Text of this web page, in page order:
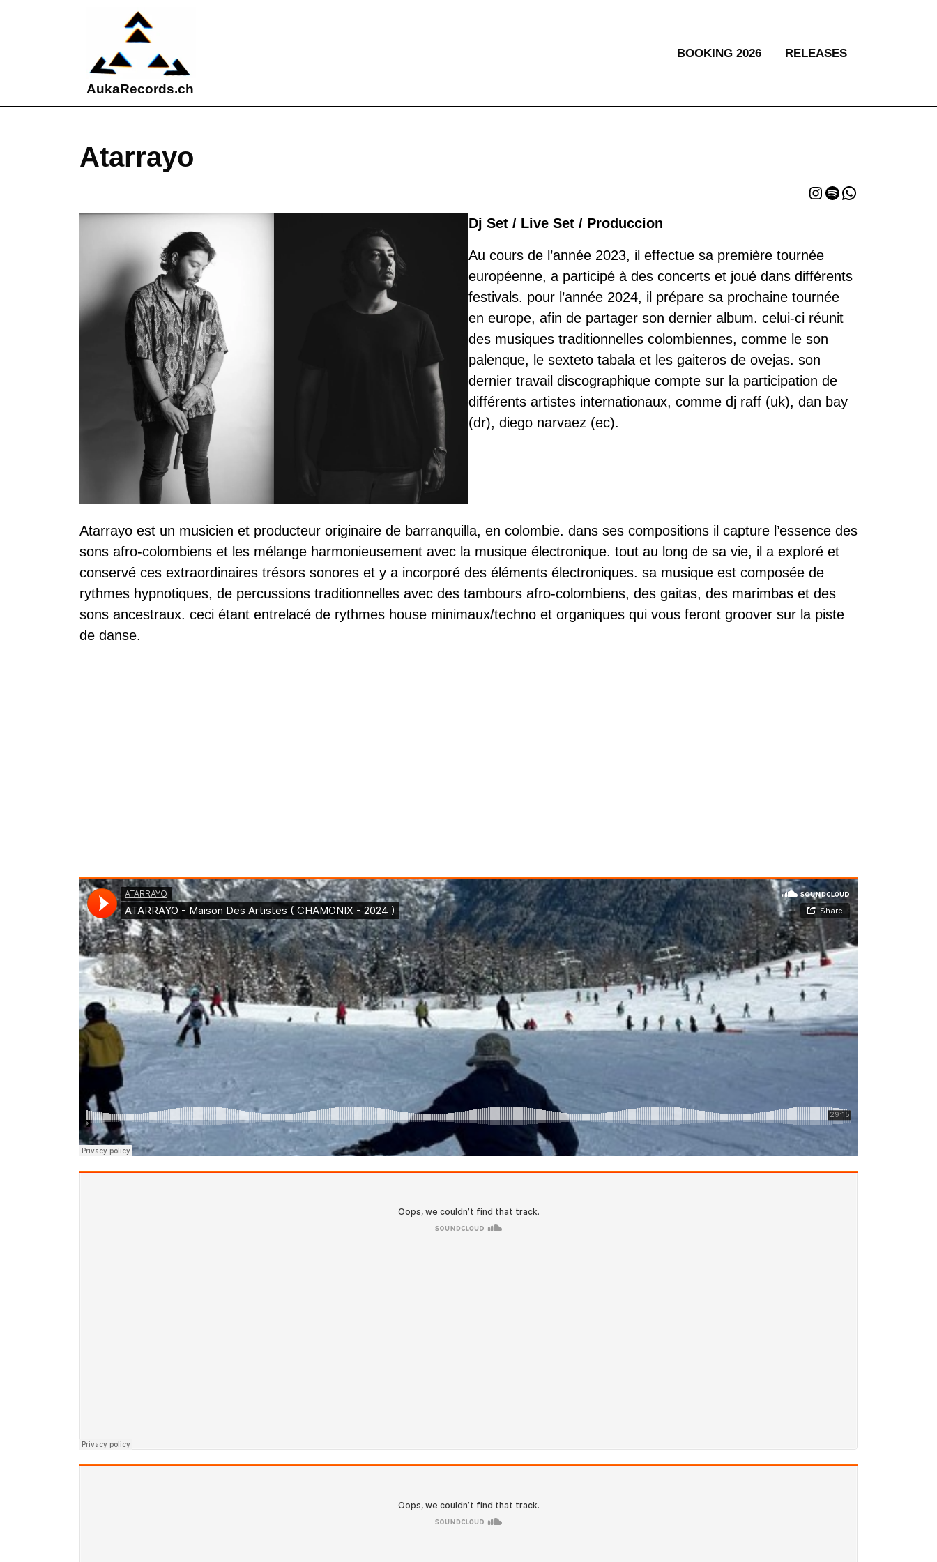
AukaRecords.ch
BOOKING 2026 RELEASES
Atarrayo
Instagram
Spotify
WhatsApp
Dj Set / Live Set / Produccion
Au cours de l’année 2023, il effectue sa première tournée
européenne, a participé à des concerts et joué dans différents
festivals. pour l’année 2024, il prépare sa prochaine tournée
en europe, afin de partager son dernier album. celui-ci réunit
des musiques traditionnelles colombiennes, comme le son
palenque, le sexteto tabala et les gaiteros de ovejas. son
dernier travail discographique compte sur la participation de
différents artistes internationaux, comme dj raff (uk), dan bay
(dr), diego narvaez (ec).
Atarrayo est un musicien et producteur originaire de barranquilla, en colombie. dans ses compositions il capture l’essence des
sons afro-colombiens et les mélange harmonieusement avec la musique électronique. tout au long de sa vie, il a exploré et
conservé ces extraordinaires trésors sonores et y a incorporé des éléments électroniques. sa musique est composée de
rythmes hypnotiques, de percussions traditionnelles avec des tambours afro-colombiens, des gaitas, des marimbas et des
sons ancestraux. ceci étant entrelacé de rythmes house minimaux/techno et organiques qui vous feront groover sur la piste
de danse.